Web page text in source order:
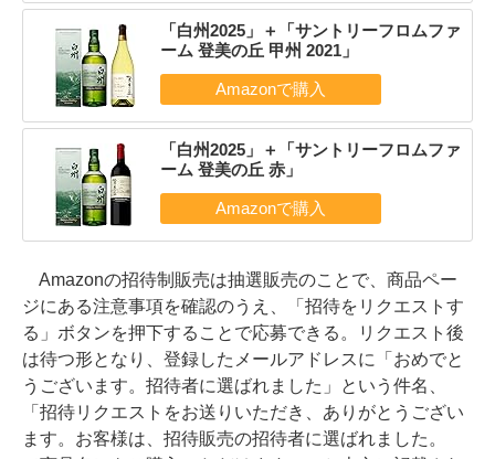
「白州2025」＋「サントリーフロムファ
ーム 登美の丘 甲州 2021」
「白州2025」＋「サントリーフロムファ
ーム 登美の丘 赤」
Amazonの招待制販売は抽選販売のことで、商品ペー
ジにある注意事項を確認のうえ、「招待をリクエストす
る」ボタンを押下することで応募できる。リクエスト後
は待つ形となり、登録したメールアドレスに「おめでと
うございます。招待者に選ばれました」という件名、
「招待リクエストをお送りいただき、ありがとうござい
ます。お客様は、招待販売の招待者に選ばれました。